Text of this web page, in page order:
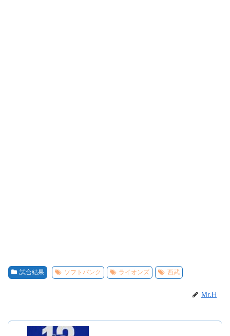
試合結果 ソフトバンク ライオンズ 西武
Mr.H